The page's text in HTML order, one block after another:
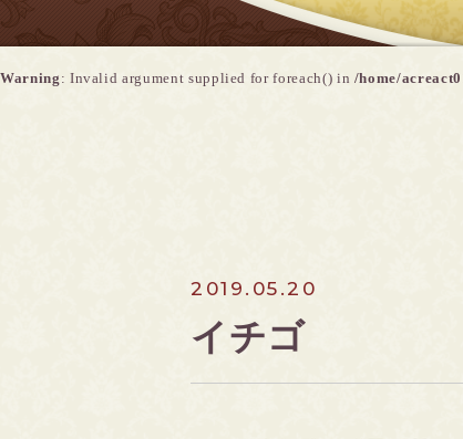
Warning : Invalid argument supplied for foreach() in /home/
2019.05.20
イチゴ